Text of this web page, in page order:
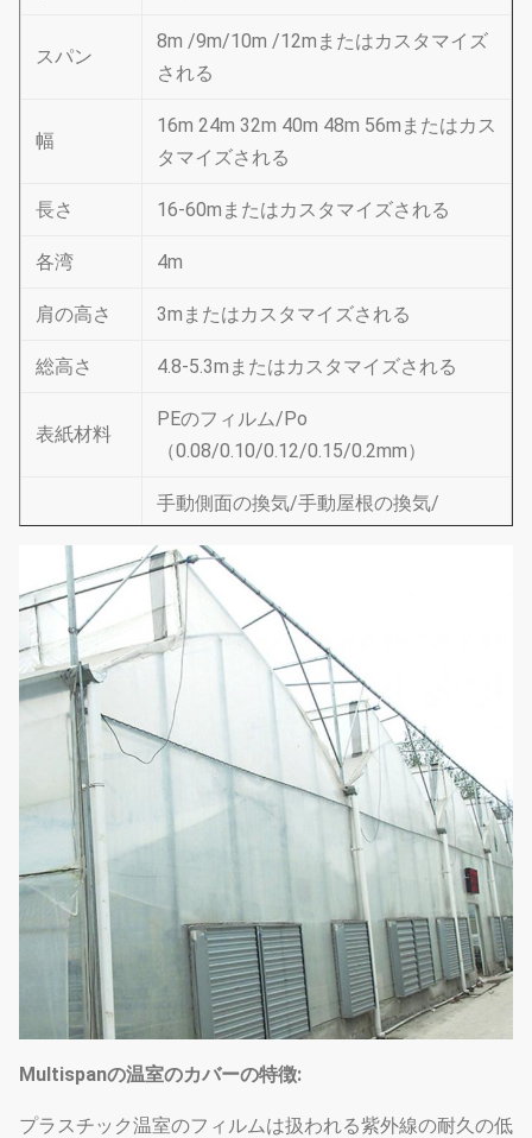
スパン
8m /9m/10m /12mまたはカスタマイズ
される
幅
16m 24m 32m 40m 48m 56mまたはカス
タマイズされる
長さ 16-60mまたはカスタマイズされる
各湾 4m
肩の高さ 3mまたはカスタマイズされる
総高さ 4.8-5.3mまたはカスタマイズされる
表紙材料
PEのフィルム/Po
（0.08/0.10/0.12/0.15/0.2mm）
手動側面の換気/手動屋根の換気/
電気側面の換気/屋根の換気
支援シス
テム
（あなた
の必要性
に従って
選びなさ
い）
冷却装置及び用水系統及び外側または
内部
システムを影で覆うこと
アーチの
間隔
1.33m / 1.2/1.0/2.0またはカスタマイズ
される
アーチの
直径
25mm、32mm、48mmまたはカスタマ
イズされる
50mm、60mm、76mm、89mm、
Multispanの温室のカバーの特徴:
プラスチック温室のフィルムは扱われる紫外線の耐久の低